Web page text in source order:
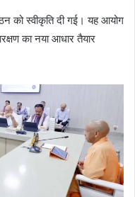
को स्वीकृति दी गई। यह आयोग
का नया आधार तैयार